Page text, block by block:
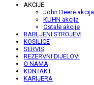
AKCIJE
John Deere akcija
KUHN akcija
Ostale akcije
RABLJENI STROJEVI
KOSILICE
SERVIS
REZERVNI DIJELOVI
O NAMA
KONTAKT
KARIJERA